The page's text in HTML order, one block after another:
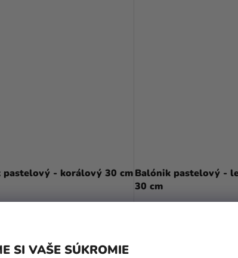
SI VAŠE SÚKROMIE
pastelový - korálový 30 cm
DO KOŠÍKA
Balónik pastelový -
30 cm